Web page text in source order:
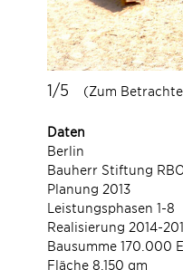
1/5 (Zum
Daten
Berlin
Bauherr Stiftung
Planung 2013
Leistungsphasen 1-8
Realisierung 2014-
Bausumme 170.000
Fläche 8.150 qm